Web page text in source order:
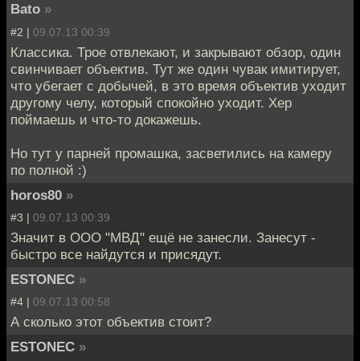
Bato »
#2 | 09.07.13 00:39
Классика. Трое отвлекают, и закрывают обзор, один
свинчивает объектив. Тут же один чувак имитирует,
что убегает с добычей, в это время объектив уходит
другому челу, который спокойно уходит. Хер
поймаешь и что-то докажешь.
Но тут у парней промашка, засветились на камеру
по полной :)
horos80 »
#3 | 09.07.13 00:39
Значит в ООО "МВД" ещё не занесли. Занесут -
быстро все найдутся и присядут.
ESTONEC »
#4 | 09.07.13 00:58
А сколько этот объектив стоит?
ESTONEC »